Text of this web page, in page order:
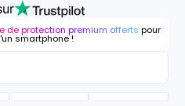
de protection premium offerts pour
smartphone !